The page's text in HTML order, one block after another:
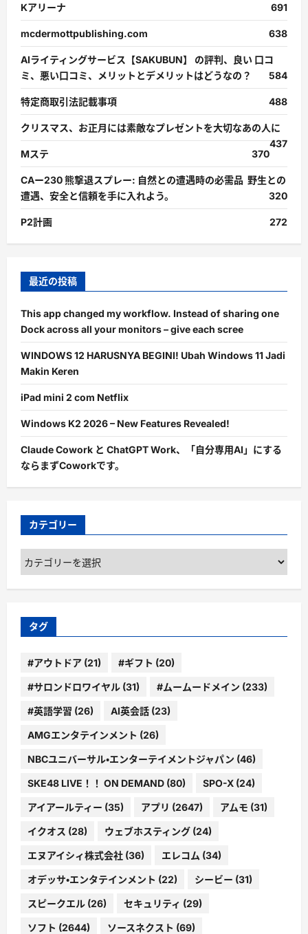
Kアリーナ 691
mcdermottpublishing.com 638
AIライティングサービス【SAKUBUN】 の評判、良い 口コ
ミ、悪い口コミ、メリットとデメリットはどうなの？
584
特定商取引法記載事項 488
クリスマス、お正月には素敵なプレゼントを大切なあの人に
437
Mステ
370
CAー230 熊撃退スプレー: 自然との遭遇時の必需品 野生との
遭遇、安全と信頼を手に入れよう。
320
P2計画 272
最近の投稿
This app changed my workflow. Instead of sharing one
Dock across all your monitors – give each scree
WINDOWS 12 HARUSNYA BEGINI! Ubah Windows 11 Jadi
Makin Keren
iPad mini 2 com Netflix
Windows K2 2026 – New Features Revealed!
Claude Cowork と ChatGPT Work、「自分専用AI」にする
ならまずCoworkです。
カテゴリー
カ
テ
ゴ
ー
タグ
#アウトドア (21) #ギフト (20)
#サロンドロワイヤル (31) #ムームードメイン (233)
#英語学習 (26) AI英会話 (23)
AMGエンタテインメント (26)
NBCユニバーサル・エンターテイメントジャパン (46)
SKE48 LIVE！！ ON DEMAND (80) SPO-X (24)
アイアールティー (35) アプリ (2647) アムモ (31)
イクオス (28) ウェブホスティング (24)
エヌアイシィ株式会社 (36) エレコム (34)
オデッサ・エンタテインメント (22) シービー (31)
スピークエル (26) セキュリティ (29)
ソフト (2644) ソースネクスト (69)